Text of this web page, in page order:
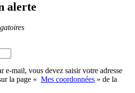
alerte
e-mail, vous devez saisir votre adresse
la page « Mes coordonnées » de la